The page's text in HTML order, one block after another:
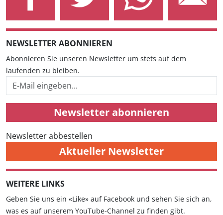
NEWSLETTER ABONNIEREN
Abonnieren Sie unseren Newsletter um stets auf dem
laufenden zu bleiben.
Newsletter abonnieren
Newsletter abbestellen
Aktueller Newsletter
WEITERE LINKS
Geben Sie uns ein «Like» auf Facebook und sehen Sie sich an,
was es auf unserem YouTube-Channel zu finden gibt.